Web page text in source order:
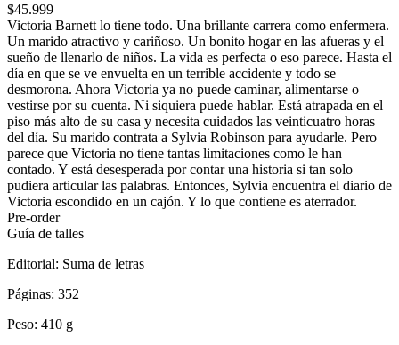
$45.999
Victoria Barnett lo tiene todo. Una brillante carrera como enfermera.
Un marido atractivo y cariñoso. Un bonito hogar en las afueras y el
sueño de llenarlo de niños. La vida es perfecta o eso parece. Hasta el
día en que se ve envuelta en un terrible accidente y todo se
desmorona. Ahora Victoria ya no puede caminar, alimentarse o
vestirse por su cuenta. Ni siquiera puede hablar. Está atrapada en el
piso más alto de su casa y necesita cuidados las veinticuatro horas
del día. Su marido contrata a Sylvia Robinson para ayudarle. Pero
parece que Victoria no tiene tantas limitaciones como le han
contado. Y está desesperada por contar una historia si tan solo
pudiera articular las palabras. Entonces, Sylvia encuentra el diario de
Victoria escondido en un cajón. Y lo que contiene es aterrador.
Pre-order
Guía de talles
Editorial: Suma de letras
Páginas: 352
Peso: 410 g